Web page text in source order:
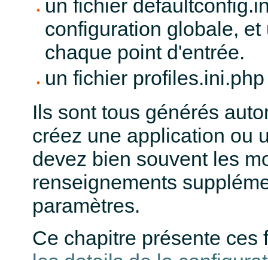
un fichier
configuration globale,
chaque point d'entrée.
un fichier
Ils sont tous générés
créez une application ou
devez bien souvent les
renseignements
paramètres.
Ce chapitre présente